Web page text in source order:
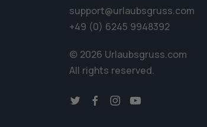
support@urlaubsgruss.com
+49 (0) 6245 9948392
© 2026 Urlaubsgruss.com
All rights reserved.